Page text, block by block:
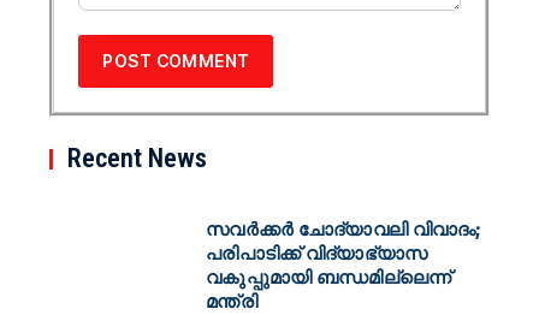
Recent News
സവർക്കർ ചോദ്യാവലി വിവാദം;
പരിപാടിക്ക് വിദ്യാഭ്യാസ
വകുപ്പുമായി ബന്ധമില്ലെന്ന്
മന്ത്രി